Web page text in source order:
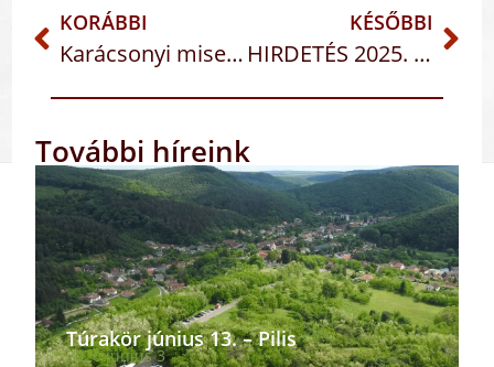
KORÁBBI
Karácsonyi miserend
KÉSŐBBI
HIRDETÉS 2025. dec. 28 – 2026. jan. 4. – Szent Család Vasárnapja
További híreink
Túrakör június 13. – Pilis
2026 június 3